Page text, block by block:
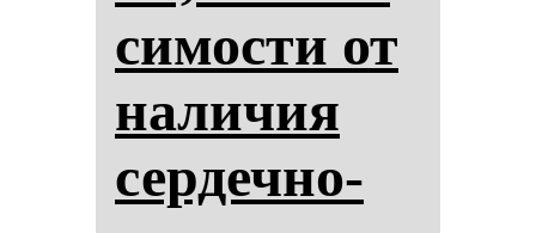
си­мос­ти от
на­ли­чия
сер­деч­но-